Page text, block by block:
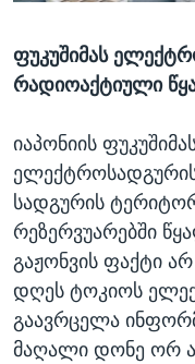
ᲯᲐᲜᲛᲠᲗᲔᲚᲝᲑᲐ
ᲛᲔᲪᲜᲘᲔᲠᲔᲑᲐ
ᲘᲜᲢᲔᲠᲕᲘᲣ
ᲙᲣᲚᲢᲣᲠᲐ
ᲒᲐᲚᲘᲚᲔᲝ
ᲓᲔᲖᲘᲜᲤᲝᲠᲛᲐᲪᲘᲐ
Learning English
ᲗᲕᲐᲚᲘ ᲒᲕᲐᲓᲔᲕᲜᲔᲗ
ენები
ფუკუშიმას
რადიოაქტიული
იაპონიის
სადგურის
რეზერვუარებში
გაჟონვის ფაქტი
დღეს ტოკიოს
გაავრცელა
მაღალი დონე ორ